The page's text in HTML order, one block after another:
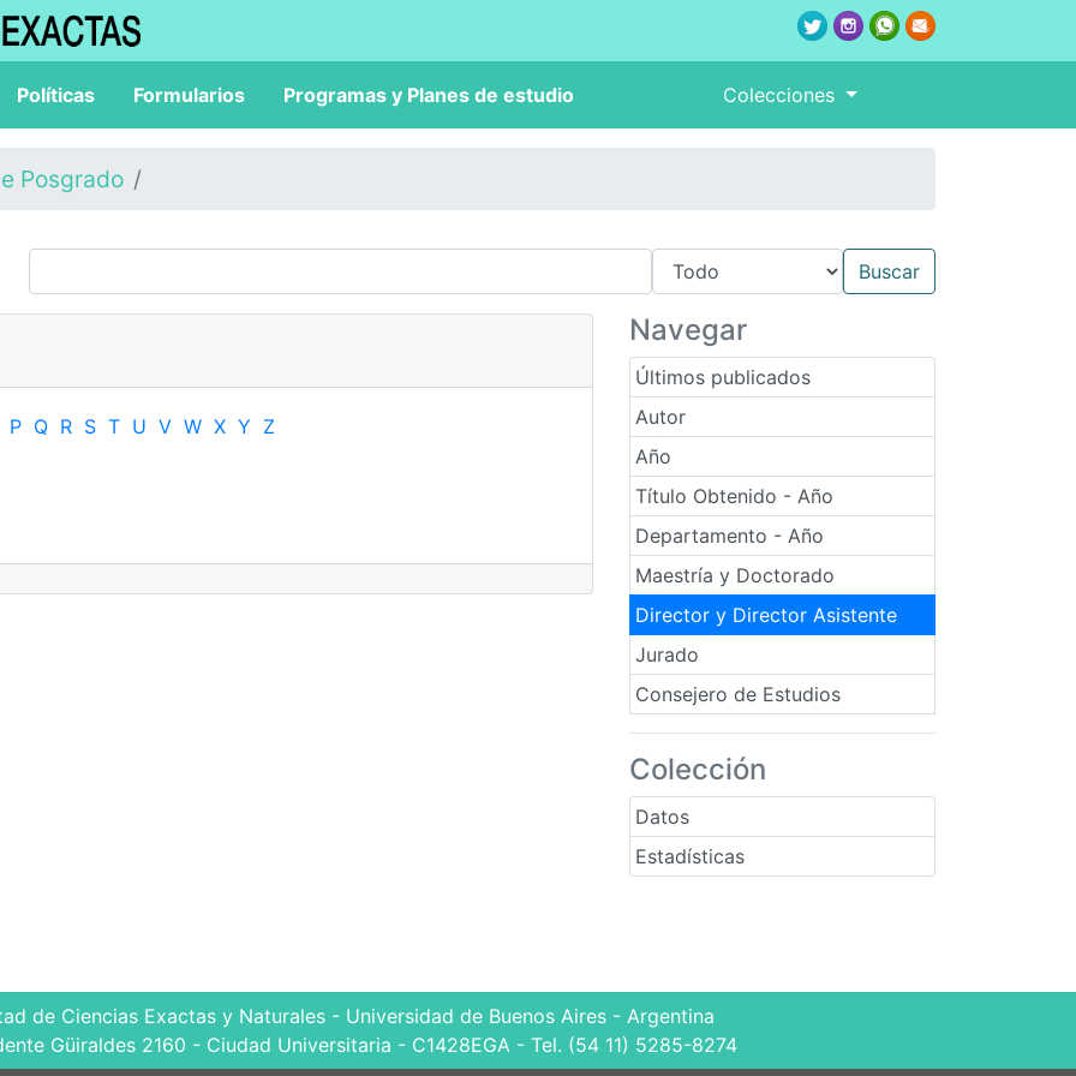
Políticas Formularios Programas y Planes de estudio Colecciones
Posgrado
Navegar
Últimos publicados
Autor
Año
Título Obtenido - Año
Departamento - Año
Maestría y Doctorado
Director y Director Asistente
Jurado
Consejero de Estudios
Colección
Datos
Estadísticas
P Q R S T U V W X Y Z
de Ciencias Exactas y Naturales - Universidad de Buenos Aires - Argentina
Güiraldes 2160 - Ciudad Universitaria - C1428EGA - Tel. (54 11) 5285-8274